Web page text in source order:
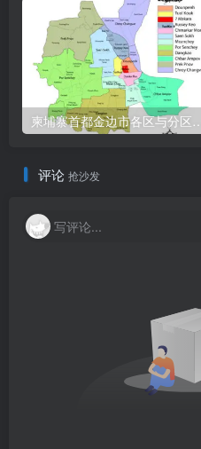
评论 抢沙发
写评论...